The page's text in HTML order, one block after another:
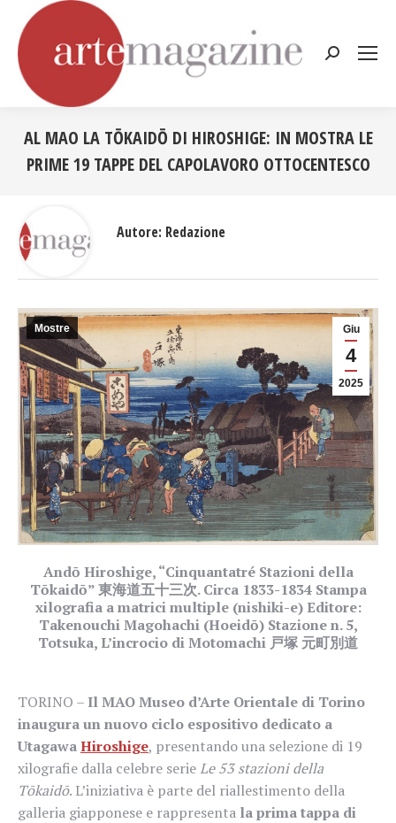
Cerca:
AL MAO LA TŌKAIDŌ DI HIROSHIGE: IN MOSTRA LE
PRIME 19 TAPPE DEL CAPOLAVORO OTTOCENTESCO
Giu
4
2025
Mostre
Andō Hiroshige, “Cinquantatré Stazioni della
Tōkaidō” 東海道五十三次. Circa 1833-1834 Stampa
xilografia a matrici multiple (nishiki-e) Editore:
Takenouchi Magohachi (Hoeidō) Stazione n. 5,
Totsuka, L’incrocio di Motomachi 戸塚 元町別道
TORINO – Il MAO Museo d’Arte Orientale di Torino
inaugura un nuovo ciclo espositivo dedicato a
UtagawaHiroshige, presentando una selezione di 19
xilografie dalla celebre serieLe 53 stazioni della
Tōkaidō. L’iniziativa è parte del riallestimento della
galleria giapponese e rappresenta la prima tappa di
Autore: Redazione